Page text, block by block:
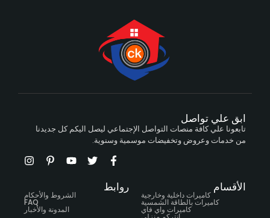
ابق علي تواصل
تابعونا علي كافة منصات التواصل الإجتماعي ليصل اليكم كل جديدنا
من خدمات وعروض وتخفيضات موسمية وسنوية.
الأقسام
كاميرات داخلية وخارجية
كاميرات بالطاقة الشمسية
كاميرات واي فاي
روابط
الشروط والأحكام
FAQ
المدونة والأخبار